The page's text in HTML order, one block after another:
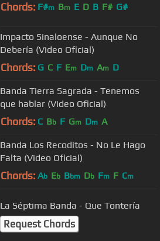
Chords: F#m Bm E D B F# G#
Impacto Sinaloense - Aunque No
Debería (Video Oficial)
Chords: G C F Em Dm Am D
Banda Tierra Sagrada - Tenemos
que hablar (Video Oficial)
Chords: C Bb F Gm Dm A
Banda Los Recoditos - No Le Hago
Falta (Video Oficial)
Chords: Ab Eb Bbm Db Fm F Cm
La Séptima Banda - Que Tontería
Request Chords